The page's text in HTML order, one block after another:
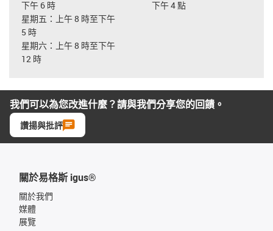
下午 6 時
星期五：上午 8 時至下午
5 時
星期六：上午 8 時至下午
12 時
下午 4 點
我們可以為您改進什麼？請與我們分享您的回饋。
讚揚與批評
關於易格斯 igus®
關於我們
媒體
展覽